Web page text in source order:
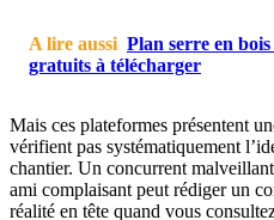
A lire aussi Plan serre en
gratuits à télécharger
Mais ces plateformes présentent
vérifient pas systématiquement
chantier. Un concurrent
ami complaisant peut rédiger un
réalité en tête quand vous